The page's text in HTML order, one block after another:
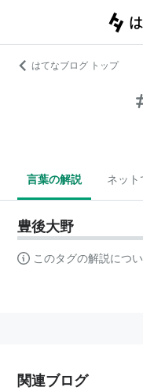
はてなブログ トップ
言葉の解説 ネット
豊後大野
このタグの解説につ
関連ブログ